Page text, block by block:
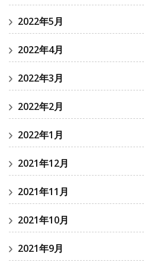
2022年5月
2022年4月
2022年3月
2022年2月
2022年1月
2021年12月
2021年11月
2021年10月
2021年9月